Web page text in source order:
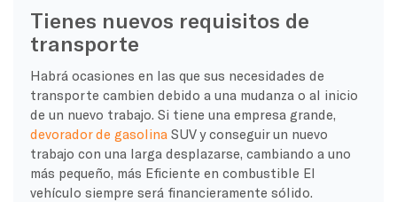
Tienes nuevos requisitos de
transporte
Habrá ocasiones en las que sus necesidades de
transporte cambien debido a una mudanza o al inicio
de un nuevo trabajo. Si tiene una empresa grande,
devorador de gasolinaSUV y conseguir un nuevo
trabajo con una larga desplazarse, cambiando a uno
más pequeño, más Eficiente en combustible El
vehículo siempre será financieramente sólido.